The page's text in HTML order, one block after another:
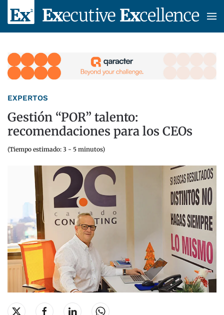
Skip to main content
EXPERTOS
Gestión “POR” talento:
recomendaciones para los CEOs
(Tiempo estimado: 3 - 5 minutos)